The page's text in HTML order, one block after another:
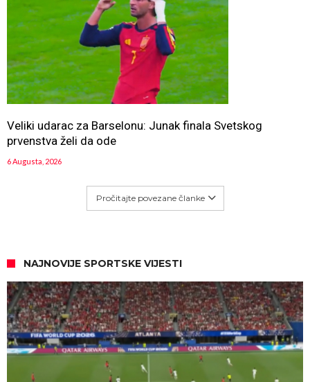
Veliki udarac za Barselonu: Junak finala Svetskog
prvenstva želi da ode
6 Augusta, 2026
Pročitajte povezane članke
NAJNOVIJE SPORTSKE VIJESTI